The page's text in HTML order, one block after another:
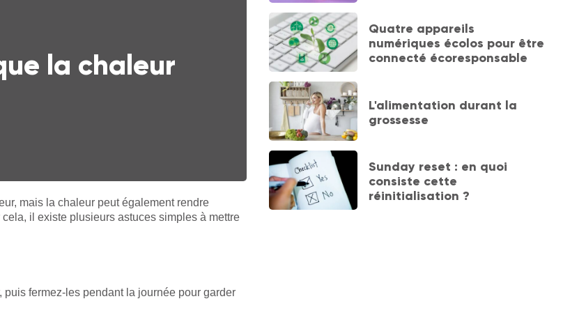
la chaleur
mais la chaleur peut également rendre
il existe plusieurs astuces simples à mettre
puis fermez-les pendant la journée pour garder
Quatre appareils
numériques écolos pour être
connecté écoresponsable
L'alimentation durant la
grossesse
Sunday reset : en quoi
consiste cette
réinitialisation ?